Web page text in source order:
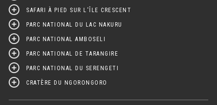
SAFARI À PIED SUR L'ÎLE CRESCENT
PARC NATIONAL DU LAC NAKURU
PARC NATIONAL AMBOSELI
PARC NATIONAL DE TARANGIRE
PARC NATIONAL DU SERENGETI
CRATÈRE DU NGORONGORO